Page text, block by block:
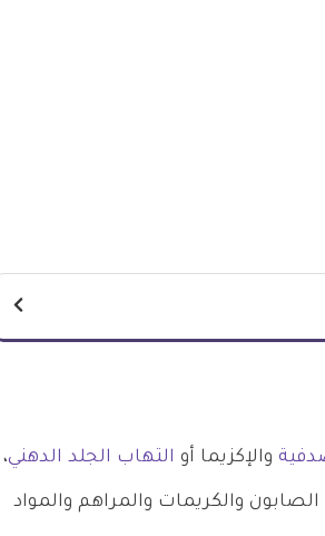
والإكزيما أو التهاب الجلد الدهني،
والكريمات والمراهم والمواد